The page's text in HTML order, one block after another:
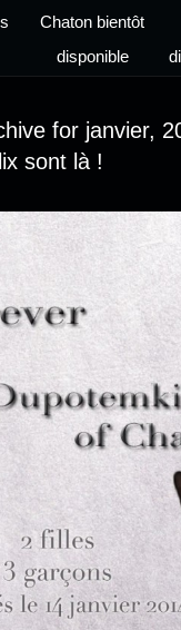
Chaton bientôt
disponible
for janvier,
sont là !